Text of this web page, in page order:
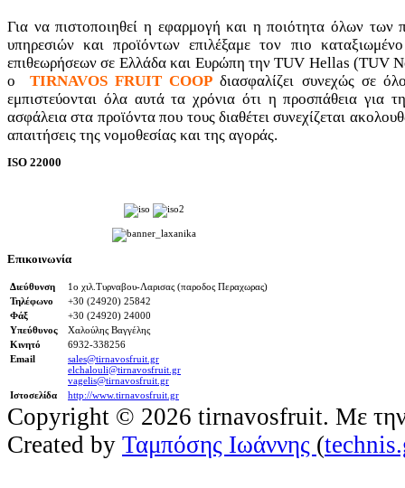
Για να πιστοποιηθεί η εφαρμογή και η ποιότητα όλων των
υπηρεσιών και προϊόντων επιλέξαμε τον πιο
επιθεωρήσεων σε Ελλάδα και Ευρώπη την TUV Hellas (TUV
οTIRNAVOS FRUIT COOP διασφαλίζει συνεχώς σε
εμπιστεύονται όλα αυτά τα χρόνια ότι η προσπάθεια για
ασφάλεια στα προϊόντα που τους διαθέτει συνεχίζεται
απαιτήσεις της νομοθεσίας και της αγοράς.
ISO 22000
Επικοινωνία
Διεύθυνση
1ο χιλ.Τυρναβου-Λαρισας (παροδος Περαχωρας)
Τηλέφωνο
+30 (24920) 25842
Φάξ
+30 (24920) 24000
Υπεύθυνος
Χαλούλης Βαγγέλης
Κινητό
6932-338256
Email
sales@tirnavosfruit.gr
elchalouli@tirnavosfruit.gr
vagelis@tirnavosfruit.gr
Ιστοσελίδα
http://www.tirnavosfruit.gr
Copyright © 2026 tirnavosfruit. Με την
Created by Ταμπόσης Ιωάννης (